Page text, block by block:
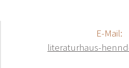
E-Mail:
literaturhaus-